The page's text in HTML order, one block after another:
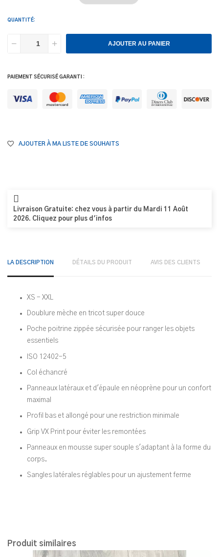
QUANTITÉ:
AJOUTER AU PANIER
PAIEMENT SÉCURISÉ GARANTI :
AJOUTER À MA LISTE DE SOUHAITS
Livraison Gratuite: chez vous à partir du Mardi 11 Août
2026. Cliquez pour plus d'infos
LA DESCRIPTION DÉTAILS DU PRODUIT AVIS DES CLIENTS
XS - XXL
Doublure mèche en tricot super douce
Poche poitrine zippée sécurisée pour ranger les objets
essentiels
ISO 12402-5
Col échancré
Panneaux latéraux et d'épaule en néoprène pour un confort
maximal
Profil bas et allongé pour une restriction minimale
Grip VX Print pour éviter les remontées
Panneaux en mousse super souple s'adaptant à la forme du
corps.
Sangles latérales réglables pour un ajustement ferme
Produit similaires